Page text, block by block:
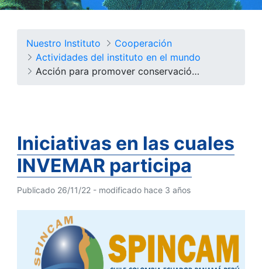
Nuestro Instituto
Cooperación
Actividades del instituto en el mundo
Acción para promover conservación de biodiversidad en manglares y pastos marinos en el Caribe
Iniciativas en las cuales
INVEMAR participa
Publicado 26/11/22 - modificado hace 3 años